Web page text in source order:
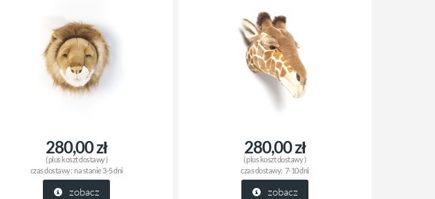
280,00 zł
( pluskoszt dostawy)
czas dostawy:na stanie 3-5 dni
zobacz
280,00 zł
( pluskoszt dostawy)
czas dostawy: 7-10 dni
zobacz